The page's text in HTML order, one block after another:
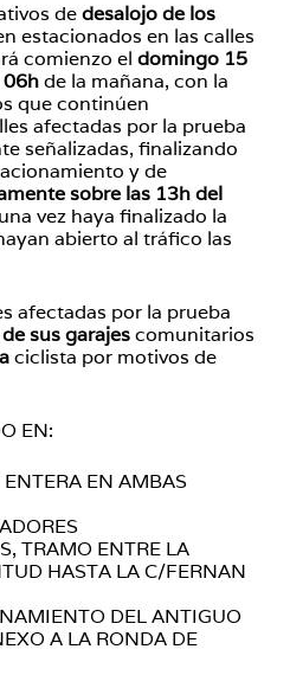
dedesalojo de los
estacionados en las calles
comienzo el domingo 15
06hde la mañana, con la
que continúen
afectadas por la prueba
señalizadas, finalizando
y de
sobre las 13h del
vez haya finalizado la
abierto al tráfico las
afectadas por la prueba
sus garajescomunitarios
ciclista por motivos de
EN:
EN AMBAS
TRAMO ENTRE LA
HASTA LA C/FERNAN
DEL ANTIGUO
A LA RONDA DE